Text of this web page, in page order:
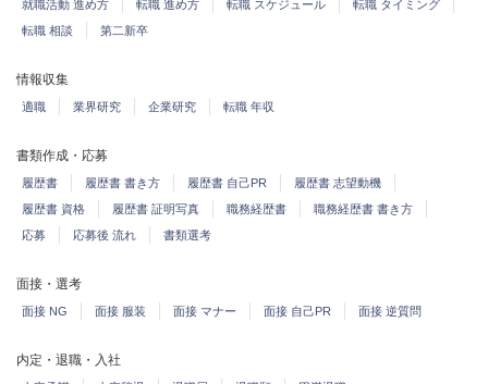
就職活動 進め方 転職 進め方 転職 スケジュール
転職 タイミング
転職 相談
第二新卒
情報収集
適職 業界研究 企業研究 転職 年収
書類作成・応募
履歴書 履歴書 書き方 履歴書 自己PR
履歴書 志望動機
履歴書 資格
履歴書 証明写真 職務経歴書
職務経歴書 書き方
応募
応募後 流れ 書類選考
面接・選考
面接 NG 面接 服装 面接 マナー 面接 自己PR 面接 逆質問
内定・退職・入社